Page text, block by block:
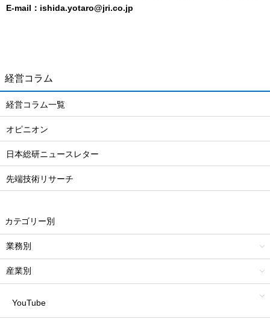
E-mail：ishida.yotaro@jri.co.jp
経営コラム
経営コラム一覧
オピニオン
日本総研ニュースレター
先端技術リサーチ
カテゴリー別
業務別
産業別
YouTube